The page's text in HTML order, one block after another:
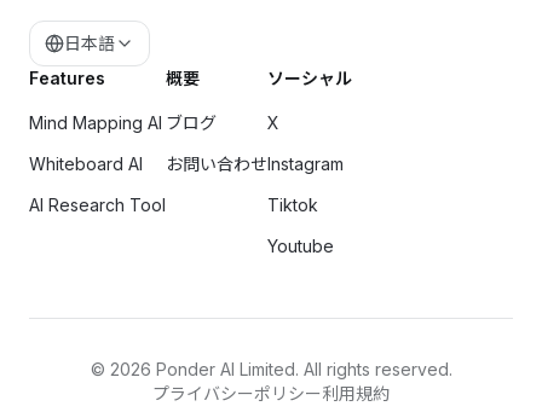
日本語
Features
Mind Mapping AI
Whiteboard AI
AI Research Tool
概要
ブログ
お問い合わせ
ソーシャル
X
Instagram
Tiktok
Youtube
© 2026 Ponder AI Limited. All rights reserved.
プライバシーポリシー利用規約